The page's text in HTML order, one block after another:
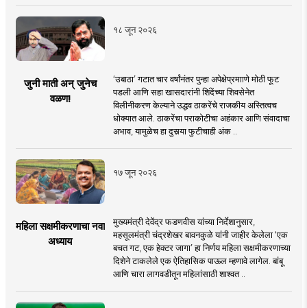
१८ जून २०२६
जुनी माती अन् जुनेच
वळण!
‘उबाठा’ गटात चार वर्षांनंतर पुन्हा अपेक्षेप्रमााणे मोठी फूट
पडली आणि सहा खासदारांनी शिंदेंच्या शिवसेनेत
विलीनीकरण केल्याने उद्धव ठाकरेंचे राजकीय अस्तित्वच
धोक्यात आले. ठाकरेंचा पराकोटीचा अहंकार आणि संवादाचा
अभाव, यामुळेच हा दुसर्‍या फुटीचाही अंक ..
१७ जून २०२६
महिला सक्षमीकरणाचा नवा
अध्याय
मुख्यमंत्री देवेंद्र फडणवीस यांच्या निर्देशानुसार,
महसूलमंत्री चंद्रशेखर बावनकुळे यांनी जाहीर केलेला ‘एक
बचत गट, एक हेक्टर जागा’ हा निर्णय महिला सक्षमीकरणाच्या
दिशेने टाकलेले एक ऐतिहासिक पाऊल म्हणावे लागेल. बांबू
आणि चारा लागवडीतून महिलांसाठी शाश्वत ..